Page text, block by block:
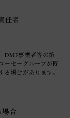
任者
DMP事業者等の第
ーセーグループが既
場合があります。
場合